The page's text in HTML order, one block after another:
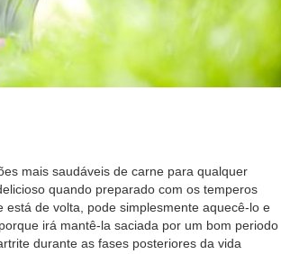
mais saudáveis de carne para qualquer
quando preparado com os temperos
de volta, pode simplesmente aquecê-lo e
irá mantê-la saciada por um bom periodo
durante as fases posteriores da vida